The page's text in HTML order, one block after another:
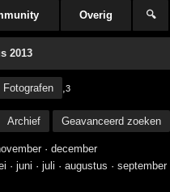
Overig 🔍
2013
Fotografen ,3
Archief Geavanceerd zoeken
· december
· juni · juli · augustus · september